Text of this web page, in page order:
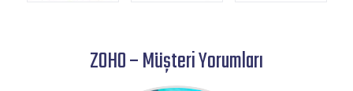
ZOHO – Müşteri Yorumları